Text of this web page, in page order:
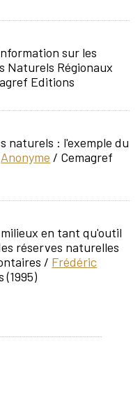
sur les
Naturels Régionaux
Editions
naturels : l'exemple du
Anonyme / Cemagref
en tant qu'outil
réserves naturelles
/ Frédéric
(1995)